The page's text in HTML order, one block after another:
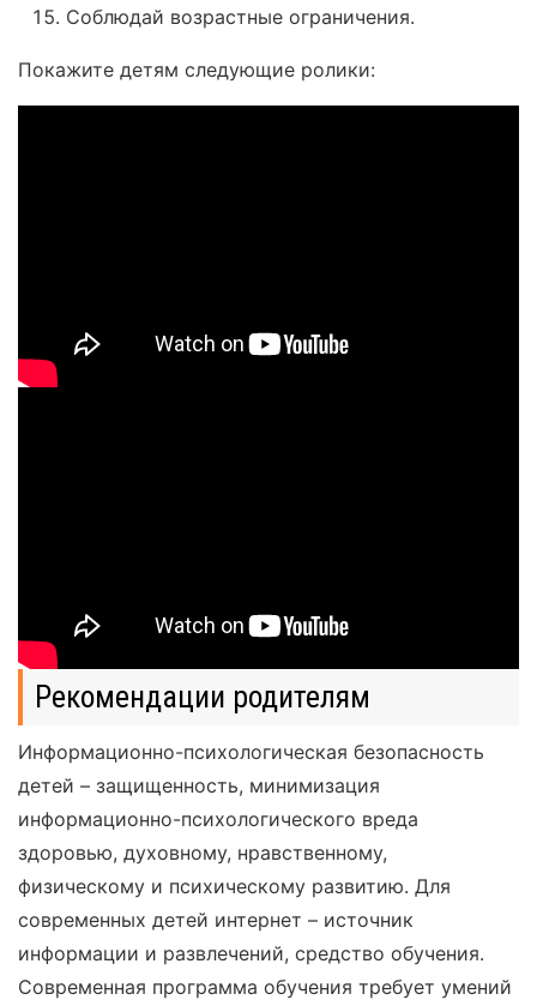
Соблюдай возрастные ограничения.
Покажите детям следующие ролики:
Рекомендации родителям
Информационно-психологическая безопасность
детей – защищенность, минимизация
информационно-психологического вреда
здоровью, духовному, нравственному,
физическому и психическому развитию. Для
современных детей интернет – источник
информации и развлечений, средство обучения.
Современная программа обучения требует умений